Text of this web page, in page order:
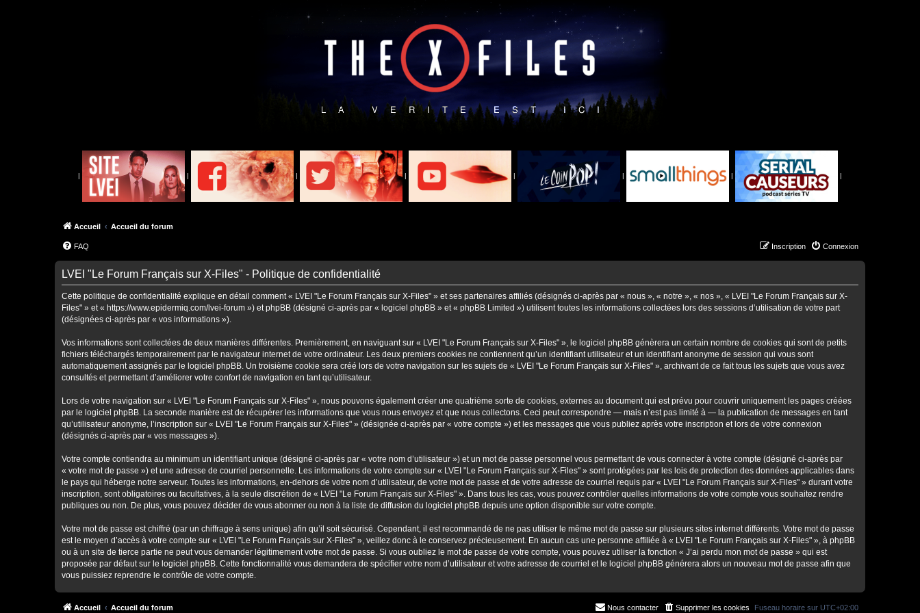
| | | | | | | |
Accueil Accueil du forum
FAQ Connexion
Inscription
LVEI "Le Forum Français sur X-Files" - Politique de confidentialité
Cette politique de confidentialité explique en détail comment « LVEI "Le Forum Français sur X-Files" » et ses partenaires affiliés (désignés ci-après par « nous », « notre », « nos », « LVEI "Le Forum Français sur X-
Files" » et « https://www.epidermiq.com/lvei-forum ») et phpBB (désigné ci-après par « logiciel phpBB » et « phpBB Limited ») utilisent toutes les informations collectées lors des sessions d’utilisation de votre part
(désignées ci-après par « vos informations »).
Vos informations sont collectées de deux manières différentes. Premièrement, en naviguant sur « LVEI "Le Forum Français sur X-Files" », le logiciel phpBB génèrera un certain nombre de cookies qui sont de petits
fichiers téléchargés temporairement par le navigateur internet de votre ordinateur. Les deux premiers cookies ne contiennent qu’un identifiant utilisateur et un identifiant anonyme de session qui vous sont
automatiquement assignés par le logiciel phpBB. Un troisième cookie sera créé lors de votre navigation sur les sujets de « LVEI "Le Forum Français sur X-Files" », archivant de ce fait tous les sujets que vous avez
consultés et permettant d’améliorer votre confort de navigation en tant qu’utilisateur.
Lors de votre navigation sur « LVEI "Le Forum Français sur X-Files" », nous pouvons également créer une quatrième sorte de cookies, externes au document qui est prévu pour couvrir uniquement les pages créées
par le logiciel phpBB. La seconde manière est de récupérer les informations que vous nous envoyez et que nous collectons. Ceci peut correspondre — mais n’est pas limité à — la publication de messages en tant
qu’utilisateur anonyme, l’inscription sur « LVEI "Le Forum Français sur X-Files" » (désignée ci-après par « votre compte ») et les messages que vous publiez après votre inscription et lors de votre connexion
(désignés ci-après par « vos messages »).
Votre compte contiendra au minimum un identifiant unique (désigné ci-après par « votre nom d’utilisateur ») et un mot de passe personnel vous permettant de vous connecter à votre compte (désigné ci-après par
« votre mot de passe ») et une adresse de courriel personnelle. Les informations de votre compte sur « LVEI "Le Forum Français sur X-Files" » sont protégées par les lois de protection des données applicables dans
le pays qui héberge notre serveur. Toutes les informations, en-dehors de votre nom d’utilisateur, de votre mot de passe et de votre adresse de courriel requis par « LVEI "Le Forum Français sur X-Files" » durant votre
inscription, sont obligatoires ou facultatives, à la seule discrétion de « LVEI "Le Forum Français sur X-Files" ». Dans tous les cas, vous pouvez contrôler quelles informations de votre compte vous souhaitez rendre
publiques ou non. De plus, vous pouvez décider de vous abonner ou non à la liste de diffusion du logiciel phpBB depuis une option disponible sur votre compte.
Votre mot de passe est chiffré (par un chiffrage à sens unique) afin qu’il soit sécurisé. Cependant, il est recommandé de ne pas utiliser le même mot de passe sur plusieurs sites internet différents. Votre mot de passe
est le moyen d’accès à votre compte sur « LVEI "Le Forum Français sur X-Files" », veillez donc à le conservez précieusement. En aucun cas une personne affiliée à « LVEI "Le Forum Français sur X-Files" », à phpBB
ou à un site de tierce partie ne peut vous demander légitimement votre mot de passe. Si vous oubliez le mot de passe de votre compte, vous pouvez utiliser la fonction « J’ai perdu mon mot de passe » qui est
proposée par défaut sur le logiciel phpBB. Cette fonctionnalité vous demandera de spécifier votre nom d’utilisateur et votre adresse de courriel et le logiciel phpBB générera alors un nouveau mot de passe afin que
vous puissiez reprendre le contrôle de votre compte.
Accueil Accueil du forum Fuseau horaire sur UTC+02:00
Supprimer les cookies
Nous contacter